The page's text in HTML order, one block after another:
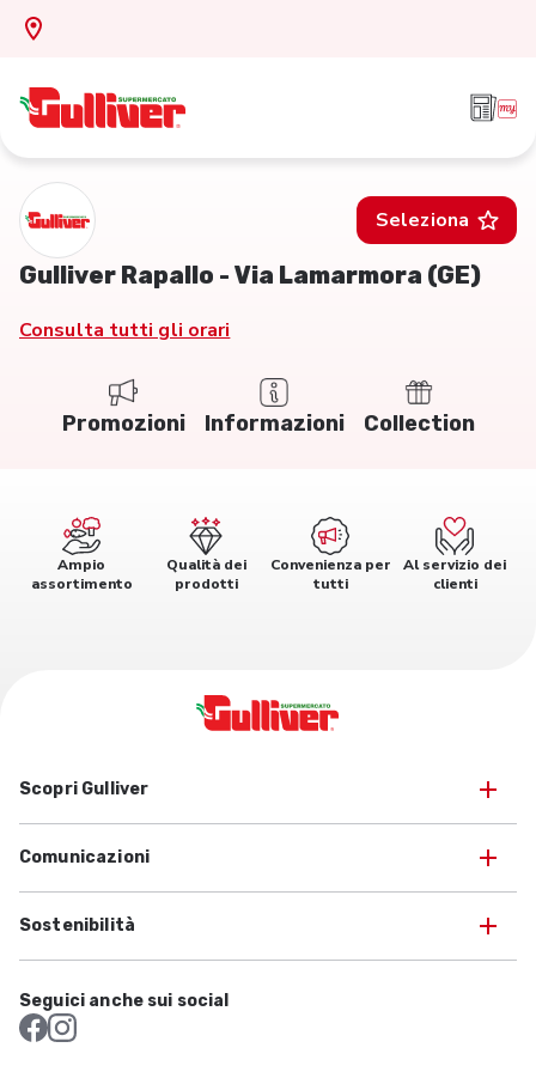
Seleziona
Gulliver Rapallo - Via Lamarmora (GE)
Consulta tutti gli orari
Promozioni Informazioni Collection
Ampio
assortimento
Qualità dei
prodotti
Convenienza per
tutti
Al servizio dei
clienti
Scopri Gulliver
Comunicazioni
Sostenibilità
Seguici anche sui social